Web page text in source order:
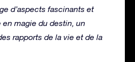
d’aspects fascinants et
magie du destin, un
rapports de la vie et de la